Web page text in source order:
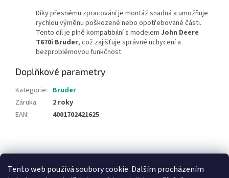
Tento web používá soubory cookie. Dalším procházením
Díky přesnému zpracování je montáž snadná a umožňuje
rychlou výměnu poškozené nebo opotřebované části.
Tento díl je plně kompatibilní s modelem John Deere
T670i Bruder, což zajišťuje správné uchycení a
bezproblémovou funkčnost.
Doplňkové parametry
Kategorie: Bruder
Záruka:
2 roky
EAN: 4001702421625
á